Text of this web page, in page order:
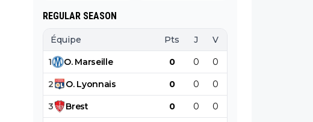
REGULAR SEASON
Équipe Pts J V
1 O. Marseille 0 0 0
2 O. Lyonnais 0 0 0
3 Brest 0 0 0